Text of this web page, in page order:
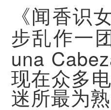
《闻香识
步乱作一
una
现在众多
迷所最为